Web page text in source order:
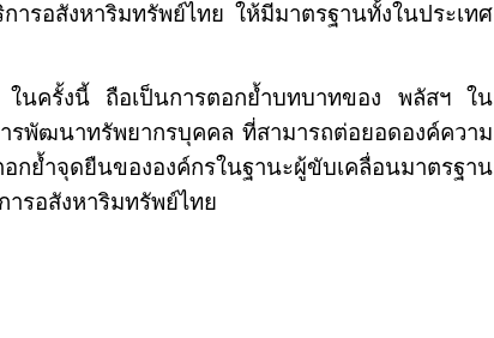
ารอสังหาริมทรัพย์ไทย ให้มีมาตรฐานทั้งในประเทศ
ในครั้งนี้ ถือเป็นการตอกย้ำบทบาทของ พลัสฯ ใน
รพัฒนาทรัพยากรบุคคล ที่สามารถต่อยอดองค์ความ
ย้ำจุดยืนขององค์กรในฐานะผู้ขับเคลื่อนมาตรฐาน
รอสังหาริมทรัพย์ไทย